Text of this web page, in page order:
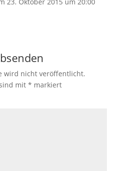
wird nicht veröffentlicht.
mit * markiert